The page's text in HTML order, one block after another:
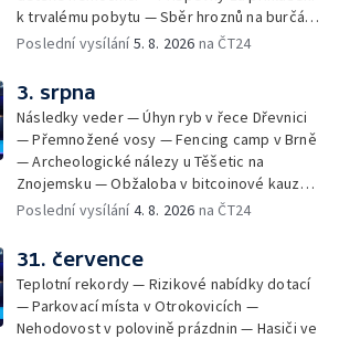
k trvalému pobytu — Sběr hroznů na burčák
— Dokončení oprav vedení — Skončil termín
vody v obcích — Vyschlá koryta potoků —
Sdílení strážníků na Brněnsku
Poslední vysílání5. 8. 2026 na ČT24
3. srpna
Následky veder — Úhyn ryb v řece Dřevnici
— Přemnožené vosy — Fencing camp v Brně
— Archeologické nálezy u Těšetic na
Znojemsku — Obžaloba v bitcoinové kauze
— Přestavba silnice přes Bzenec na
Zašové — Letní opravy divadel — Český hlas
ve vesmíru
Poslední vysílání4. 8. 2026 na ČT24
31. července
Teplotní rekordy — Rizikové nabídky dotací
— Parkovací místa v Otrokovicích —
Nehodovost v polovině prázdnin — Hasiči ve